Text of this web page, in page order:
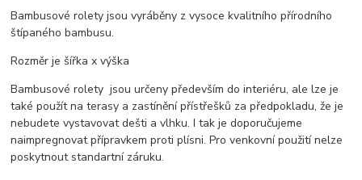
Bambusové rolety jsou vyráběny z vysoce kvalitního přírodního
štípaného bambusu.
Rozměr je šířka x výška
Bambusové rolety jsou určeny především do interiéru, ale lze je
také použít na terasy a zastínění přístřešků za předpokladu, že je
nebudete vystavovat dešti a vlhku. I tak je doporučujeme
naimpregnovat přípravkem proti plísni. Pro venkovní použití nelze
poskytnout standartní záruku.